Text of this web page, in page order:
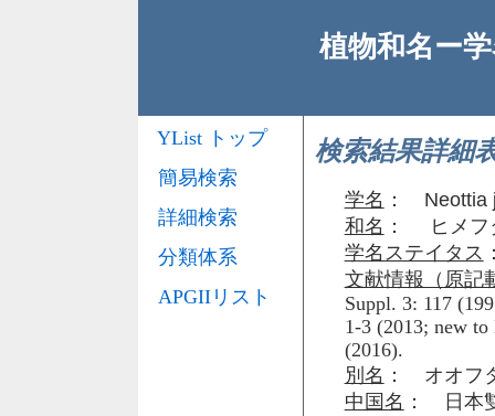
植物和名ー
検索結果詳細
学名 ： Neottia
和名 ： ヒメフ
学名ステイタス
文献情報（原記
Suppl. 3: 117
1-3 (2013; new
(2016).
別名 ： オオフ
中国名 ： 日本
YList トップ
簡易検索
詳細検索
分類体系
APGIIリスト